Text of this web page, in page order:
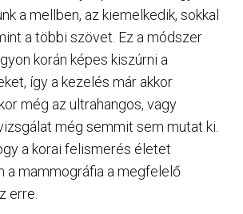
a mellben, az kiemelkedik, sokkal
a többi szövet. Ez a módszer
korán képes kiszúrni a
így a kezelés már akkor
még az ultrahangos, vagy
még semmit sem mutat ki.
a korai felismerés életet
a mammográfia a megfelelő
erre.